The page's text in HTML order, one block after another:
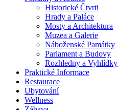
Historické Čtvrti
Hrady a Paláce
Mosty a Architektura
Muzea a Galerie
Náboženské Památky
Parlament a Budovy
Rozhledny a Vyhlídky
Praktické Informace
Restaurace
Ubytování
Wellness